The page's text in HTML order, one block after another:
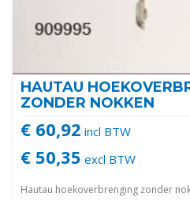
HAUTAU
ZONDER NOKKEN
€ 60,92 incl BTW
€ 50,35 excl BTW
Hautau hoekoverbrenging zonder